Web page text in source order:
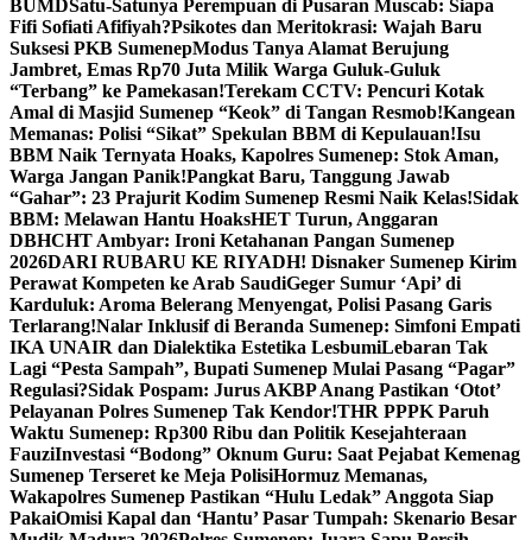
BUMDSatu-Satunya Perempuan di Pusaran Muscab: Siapa
Fifi Sofiati Afifiyah?Psikotes dan Meritokrasi: Wajah Baru
Suksesi PKB SumenepModus Tanya Alamat Berujung
Jambret, Emas Rp70 Juta Milik Warga Guluk-Guluk
“Terbang” ke Pamekasan!Terekam CCTV: Pencuri Kotak
Amal di Masjid Sumenep “Keok” di Tangan Resmob!Kangean
Memanas: Polisi “Sikat” Spekulan BBM di Kepulauan!Isu
BBM Naik Ternyata Hoaks, Kapolres Sumenep: Stok Aman,
Warga Jangan Panik!Pangkat Baru, Tanggung Jawab
“Gahar”: 23 Prajurit Kodim Sumenep Resmi Naik Kelas!Sidak
BBM: Melawan Hantu HoaksHET Turun, Anggaran
DBHCHT Ambyar: Ironi Ketahanan Pangan Sumenep
2026DARI RUBARU KE RIYADH! Disnaker Sumenep Kirim
Perawat Kompeten ke Arab SaudiGeger Sumur ‘Api’ di
Karduluk: Aroma Belerang Menyengat, Polisi Pasang Garis
Terlarang!Nalar Inklusif di Beranda Sumenep: Simfoni Empati
IKA UNAIR dan Dialektika Estetika LesbumiLebaran Tak
Lagi “Pesta Sampah”, Bupati Sumenep Mulai Pasang “Pagar”
Regulasi?Sidak Pospam: Jurus AKBP Anang Pastikan ‘Otot’
Pelayanan Polres Sumenep Tak Kendor!THR PPPK Paruh
Waktu Sumenep: Rp300 Ribu dan Politik Kesejahteraan
FauziInvestasi “Bodong” Oknum Guru: Saat Pejabat Kemenag
Sumenep Terseret ke Meja PolisiHormuz Memanas,
Wakapolres Sumenep Pastikan “Hulu Ledak” Anggota Siap
PakaiOmisi Kapal dan ‘Hantu’ Pasar Tumpah: Skenario Besar